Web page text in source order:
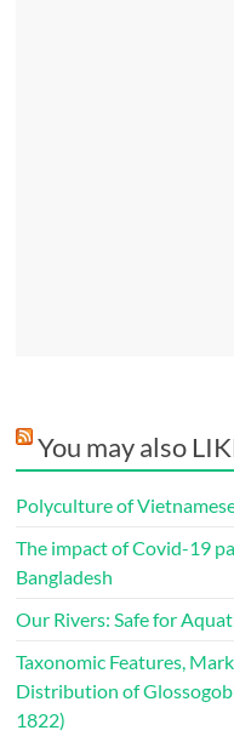
You may also
Polyculture of
The impact of Covid-19
Bangladesh
Our Rivers: Safe for
Taxonomic Features,
Distribution of
1822)